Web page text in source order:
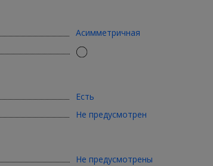
Асимметричная
Есть
Не предусмотрен
Не предусмотрены